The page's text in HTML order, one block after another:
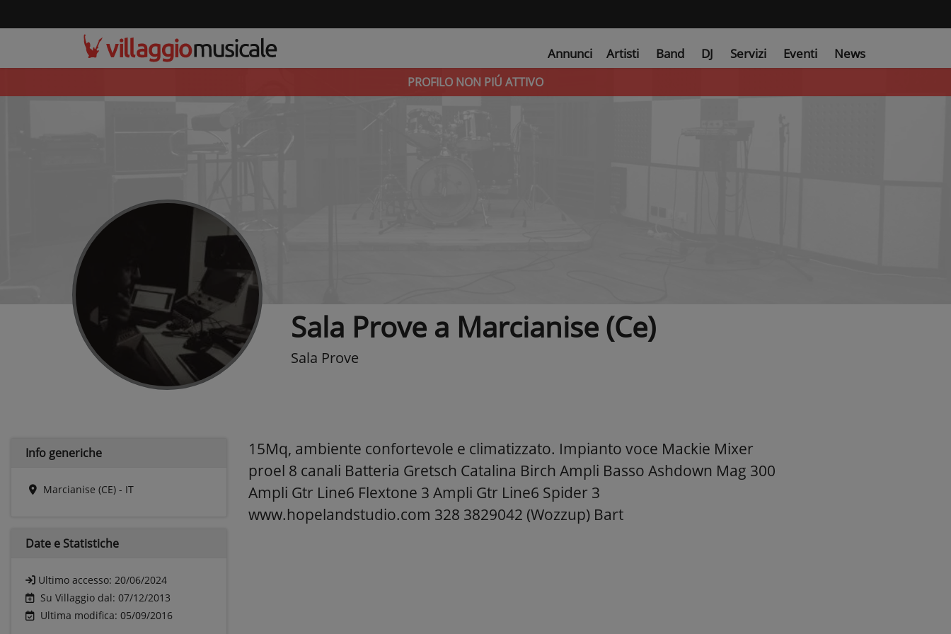
Annunci Artisti Band DJ Servizi Eventi News
PROFILO NON PIÚ ATTIVO
Sala Prove a Marcianise (Ce)
Sala Prove
Info generiche
Marcianise (CE) - IT
Date e Statistiche
Ultimo accesso: 20/06/2024
Su Villaggio dal: 07/12/2013
Ultima modifica: 05/09/2016
15Mq, ambiente confortevole e climatizzato. Impianto voce Mackie Mixer
proel 8 canali Batteria Gretsch Catalina Birch Ampli Basso Ashdown Mag 300
Ampli Gtr Line6 Flextone 3 Ampli Gtr Line6 Spider 3
www.hopelandstudio.com 328 3829042 (Wozzup) Bart